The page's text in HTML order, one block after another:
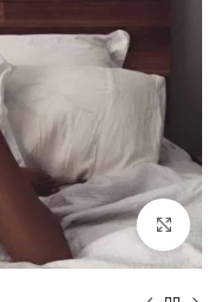
ALT+0
to enlarge